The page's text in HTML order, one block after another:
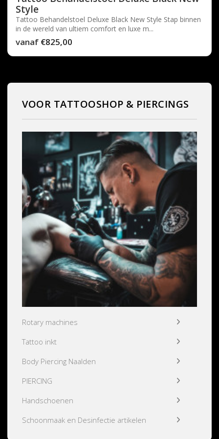
Style
Tattoo Behandelstoel Deluxe Black New Style Stap binnen
in de wereld van ultiem comfort en luxe m...
vanaf €825,00
VOOR TATTOOSHOP & PIERCINGS
Rotary machines
Tattoo inkt
Body Piercing Naalden
PIERCING
Handschoenen
Schoonmaak en Desinfectie artikelen